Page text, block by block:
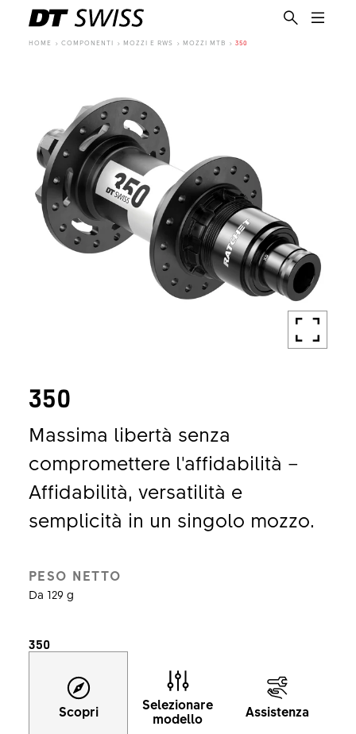
HOME COMPONENTI MOZZI E RWS MOZZI MTB 350
350
Massima libertà senza
compromettere l'affidabilità –
Affidabilità, versatilità e
semplicità in un singolo mozzo.
PESO NETTO
Da 129 g
350
Scopri
Selezionare
modello
Assistenza